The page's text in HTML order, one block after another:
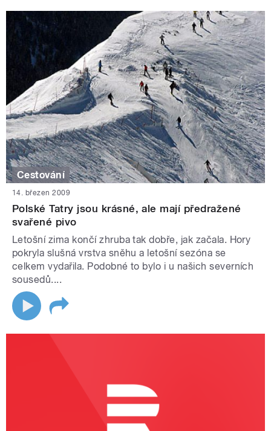
Cestování
14. březen 2009
Polské Tatry jsou krásné, ale mají předražené
svařené pivo
Letošní zima končí zhruba tak dobře, jak začala. Hory
pokryla slušná vrstva sněhu a letošní sezóna se
celkem vydařila. Podobné to bylo i u našich severních
sousedů....